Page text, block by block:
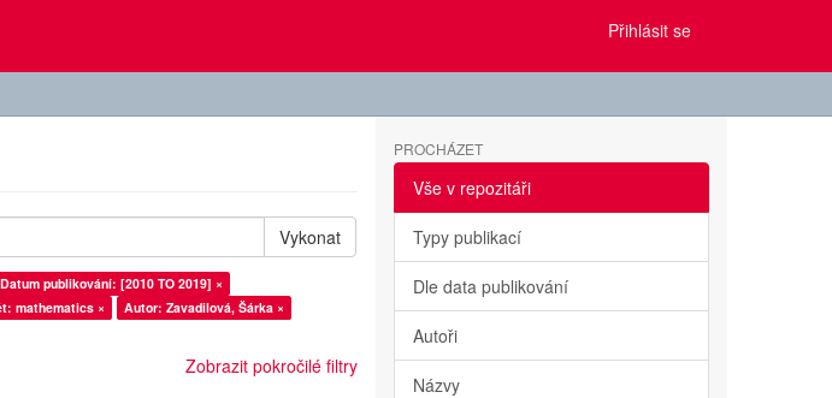
Přihlásit se
Vykonat
Datum publikování: [2010 TO 2019] ×
mathematics ×
Autor: Zavadilová, Šárka ×
Zobrazit pokročilé filtry
PROCHÁZET
Vše v repozitáři
Typy publikací
Dle data publikování
Autoři
Názvy